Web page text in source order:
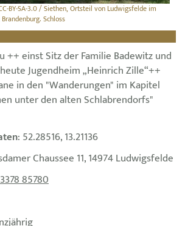
BY-SA-3.0 / Siethen, Ortsteil von Ludwigsfelde im
Schloss
++ einst Sitz der Familie Badewitz und
Jugendheim „Heinrich Zille“++
in den "Wanderungen" im Kapitel
unter den alten Schlabrendorfs"
: 52.28516, 13.21136
Chaussee 11, 14974 Ludwigsfelde
85780